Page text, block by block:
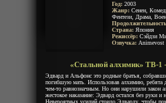
Год: 2003
Жанр: Сенен,
Фентези, Драма,
Страна: Япония
Режиссёр: Сэйдзи
Озвучка: Animevost
«Стальной алхимик» ТВ-1
Эдвард и Альфонс это родные братья,
погибшую мать. Использовав алхимию, ребята
чем-то равнозначным. Но они нарушили закон
жестокое наказание: Эдвард остался без руки и
Невероятных усилий стоило Эдварду, чтобы